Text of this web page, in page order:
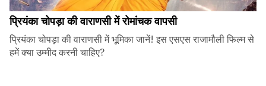
प्रियंका चोपड़ा की वाराणसी में रोमांचक वापसी
प्रियंका चोपड़ा की वाराणसी में भूमिका जानें! इस एसएस राजामौली फिल्म से
हमें क्या उम्मीद करनी चाहिए?